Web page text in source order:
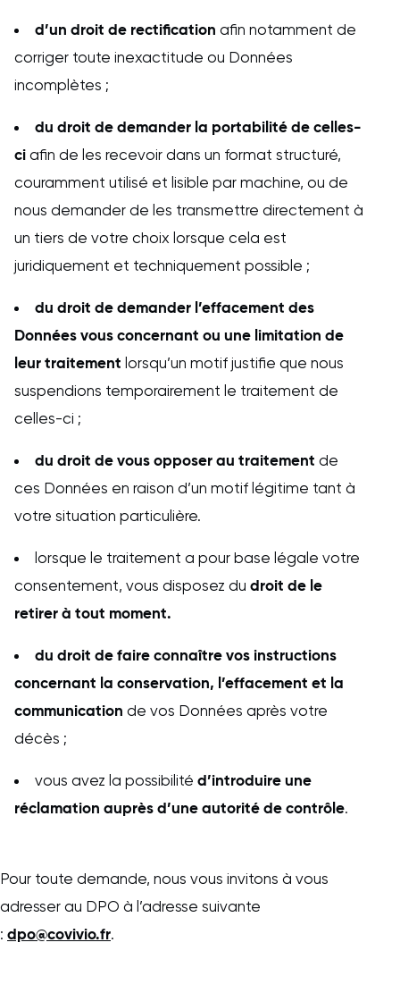
d’un droit de rectification afin notamment de
corriger toute inexactitude ou Données
incomplètes ;
du droit de demander la portabilité de celles-
ci afin de les recevoir dans un format structuré,
couramment utilisé et lisible par machine, ou de
nous demander de les transmettre directement à
un tiers de votre choix lorsque cela est
juridiquement et techniquement possible ;
du droit de demander l’effacement des
Données vous concernant ou une limitation de
leur traitement lorsqu’un motif justifie que nous
suspendions temporairement le traitement de
celles-ci ;
du droit de vous opposer au traitement de
ces Données en raison d’un motif légitime tant à
votre situation particulière.
lorsque le traitement a pour base légale votre
consentement, vous disposez du droit de le
retirer à tout moment.
du droit de faire connaître vos instructions
concernant la conservation, l’effacement et la
communication de vos Données après votre
décès ;
vous avez la possibilité d’introduire une
réclamation auprès d’une autorité de contrôle.
Pour toute demande, nous vous invitons à vous
adresser au DPO à l’adresse suivante
: dpo@covivio.fr.